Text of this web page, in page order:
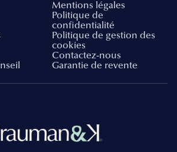
Mentions légales
Politique de
confidentialité
Politique de gestion des
cookies
Contactez-nous
Garantie de revente